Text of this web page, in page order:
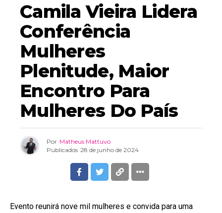
SBT- SISTEMA BRASILEIRO DE TELEVISÃO
Camila Vieira Lidera
Conferência
Mulheres
Plenitude, Maior
Encontro Para
Mulheres Do País
Por Matheus Mattuvo
Publicados 28 de junho de 2024
Evento reunirá nove mil mulheres e convida para uma